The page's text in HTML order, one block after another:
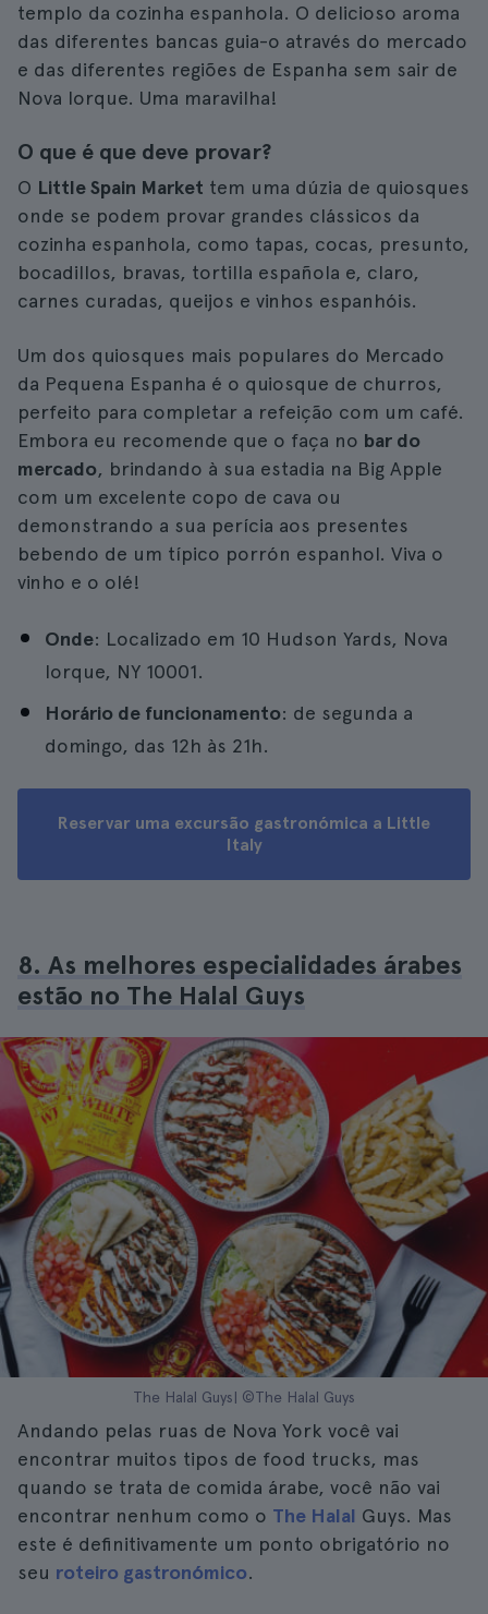
templo da cozinha espanhola. O delicioso aroma
das diferentes bancas guia-o através do mercado
e das diferentes regiões de Espanha sem sair de
Nova Iorque. Uma maravilha!
O que é que deve provar?
O Little Spain Market tem uma dúzia de quiosques
onde se podem provar grandes clássicos da
cozinha espanhola, como tapas, cocas, presunto,
bocadillos, bravas, tortilla española e, claro,
carnes curadas, queijos e vinhos espanhóis.
Um dos quiosques mais populares do Mercado
da Pequena Espanha é o quiosque de churros,
perfeito para completar a refeição com um café.
Embora eu recomende que o faça no bar do
mercado, brindando à sua estadia na Big Apple
com um excelente copo de cava ou
demonstrando a sua perícia aos presentes
bebendo de um típico porrón espanhol. Viva o
vinho e o olé!
Onde: Localizado em 10 Hudson Yards, Nova
Iorque, NY 10001.
Horário de funcionamento: de segunda a
domingo, das 12h às 21h.
Reservar uma excursão gastronómica a Little
Italy
8. As melhores especialidades árabes
estão no The Halal Guys
The Halal Guys| ©The Halal Guys
Andando pelas ruas de Nova York você vai
encontrar muitos tipos de food trucks, mas
quando se trata de comida árabe, você não vai
encontrar nenhum como o The Halal Guys. Mas
este é definitivamente um ponto obrigatório no
seu roteiro gastronómico.